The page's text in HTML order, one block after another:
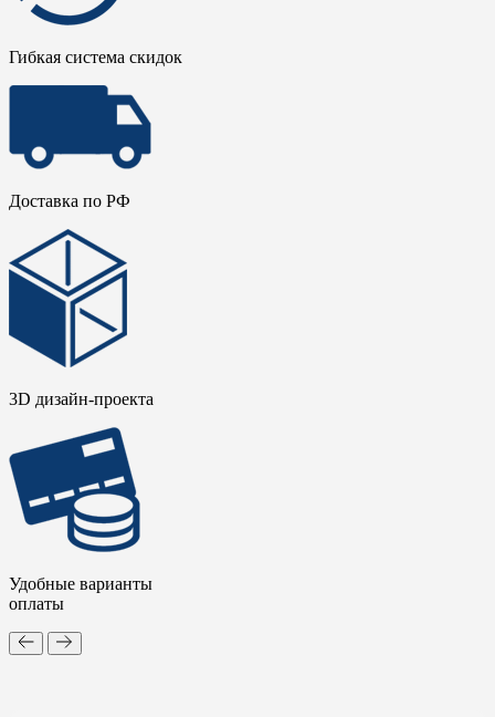
Гибкая система скидок
Доставка по РФ
3D дизайн-проекта
Удобные варианты
оплаты